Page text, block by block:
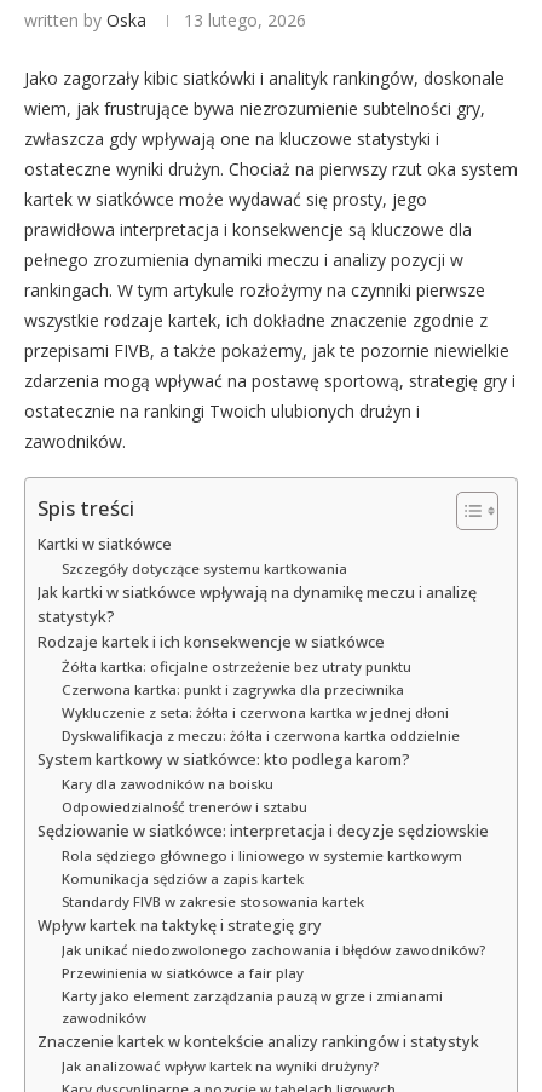
written by Oska 13 lutego, 2026
Jako zagorzały kibic siatkówki i analityk rankingów, doskonale
wiem, jak frustrujące bywa niezrozumienie subtelności gry,
zwłaszcza gdy wpływają one na kluczowe statystyki i
ostateczne wyniki drużyn. Chociaż na pierwszy rzut oka system
kartek w siatkówce może wydawać się prosty, jego
prawidłowa interpretacja i konsekwencje są kluczowe dla
pełnego zrozumienia dynamiki meczu i analizy pozycji w
rankingach. W tym artykule rozłożymy na czynniki pierwsze
wszystkie rodzaje kartek, ich dokładne znaczenie zgodnie z
przepisami FIVB, a także pokażemy, jak te pozornie niewielkie
zdarzenia mogą wpływać na postawę sportową, strategię gry i
ostatecznie na rankingi Twoich ulubionych drużyn i
zawodników.
Spis treści
Kartki w siatkówce
Szczegóły dotyczące systemu kartkowania
Jak kartki w siatkówce wpływają na dynamikę meczu i analizę
statystyk?
Rodzaje kartek i ich konsekwencje w siatkówce
Żółta kartka: oficjalne ostrzeżenie bez utraty punktu
Czerwona kartka: punkt i zagrywka dla przeciwnika
Wykluczenie z seta: żółta i czerwona kartka w jednej dłoni
Dyskwalifikacja z meczu: żółta i czerwona kartka oddzielnie
System kartkowy w siatkówce: kto podlega karom?
Kary dla zawodników na boisku
Odpowiedzialność trenerów i sztabu
Sędziowanie w siatkówce: interpretacja i decyzje sędziowskie
Rola sędziego głównego i liniowego w systemie kartkowym
Komunikacja sędziów a zapis kartek
Standardy FIVB w zakresie stosowania kartek
Wpływ kartek na taktykę i strategię gry
Jak unikać niedozwolonego zachowania i błędów zawodników?
Przewinienia w siatkówce a fair play
Karty jako element zarządzania pauzą w grze i zmianami
zawodników
Znaczenie kartek w kontekście analizy rankingów i statystyk
Jak analizować wpływ kartek na wyniki drużyny?